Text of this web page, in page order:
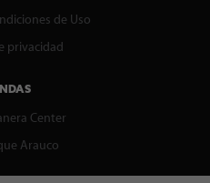
de Uso
privacidad
Center
Arauco